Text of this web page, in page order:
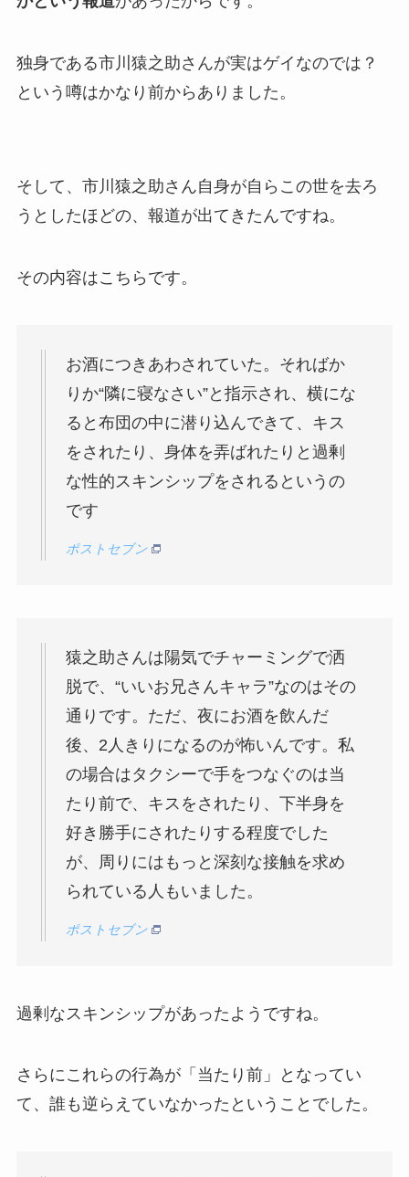
独身である市川猿之助さんが実はゲイなのでは？
という噂はかなり前からありました。
そして、市川猿之助さん自身が自らこの世を去ろ
うとしたほどの、報道が出てきたんですね。
その内容はこちらです。
お酒につきあわされていた。そればか
りか“隣に寝なさい”と指示され、横にな
ると布団の中に潜り込んできて、キス
をされたり、身体を弄ばれたりと過剰
な性的スキンシップをされるというの
です
ポストセブン
猿之助さんは陽気でチャーミングで洒
脱で、“いいお兄さんキャラ”なのはその
通りです。ただ、夜にお酒を飲んだ
後、2人きりになるのが怖いんです。私
の場合はタクシーで手をつなぐのは当
たり前で、キスをされたり、下半身を
好き勝手にされたりする程度でした
が、周りにはもっと深刻な接触を求め
られている人もいました。
ポストセブン
過剰なスキンシップがあったようですね。
さらにこれらの行為が「当たり前」となってい
て、誰も逆らえていなかったということでした。